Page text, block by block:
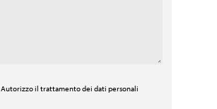
Autorizzo il trattamento dei dati personali